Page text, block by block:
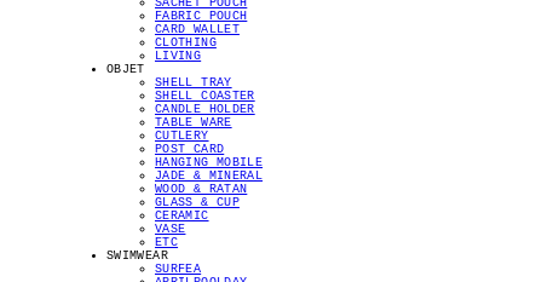
SACHET POUCH
FABRIC POUCH
CARD WALLET
CLOTHING
LIVING
OBJET
SHELL TRAY
SHELL COASTER
CANDLE HOLDER
TABLE WARE
CUTLERY
POST CARD
HANGING MOBILE
JADE & MINERAL
WOOD & RATAN
GLASS & CUP
CERAMIC
VASE
ETC
SWIMWEAR
SURFEA